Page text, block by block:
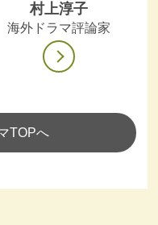
村上淳子
海外ドラマ評論家
TOPへ